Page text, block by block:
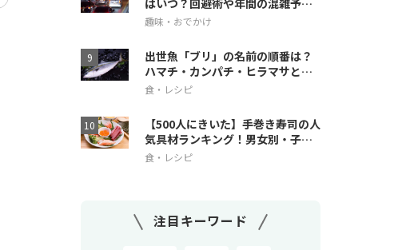
はいつ？回避術や年間の混雑予想
も
趣味・おでかけ
出世魚「ブリ」の名前の順番は？
ハマチ・カンパチ・ヒラマサとの
違いも解説
食・レシピ
【500人にきいた】手巻き寿司の人
気具材ランキング！男女別・子ど
も人気も
食・レシピ
注目キーワード